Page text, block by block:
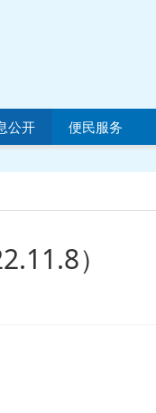
公开 便民服务
）